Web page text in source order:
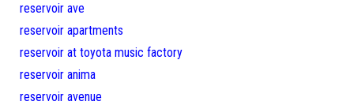
reservoir ave
reservoir apartments
reservoir at toyota music factory
reservoir anima
reservoir avenue